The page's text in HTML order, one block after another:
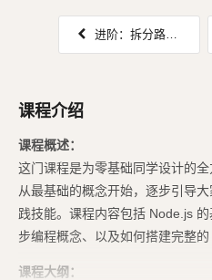
课程介绍
课程概述：
这门课程是为零基础同学设计的
从最基础的概念开始，逐步引导
践技能。课程内容包括 Node.js
步编程概念、以及如何搭建完整的
课程大纲：